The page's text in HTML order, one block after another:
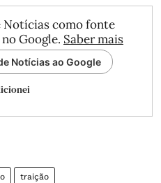
Notícias como fonte
Google. Saber mais
Notícias ao Google
traição